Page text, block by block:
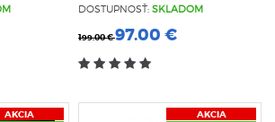
DOSTUPNOSŤ: SKLADOM
199.00 €97.00 €
AKCIA
AKCIA